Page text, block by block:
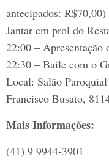
antecipados: R$70,00)
Jantar em prol do
22:00 –
22:30 – Baile com o
Local: Salão
Francisco Busato,
Mais Informações:
(41) 9 9944-3901